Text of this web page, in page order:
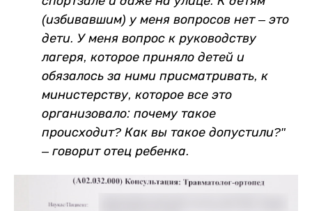
(избивавшим) у меня вопросов нет – это
дети. У меня вопрос к руководству
лагеря, которое приняло детей и
обязалось за ними присматривать, к
министерству, которое все это
организовало: почему такое
происходит? Как вы такое допустили?"
– говорит отец ребенка.